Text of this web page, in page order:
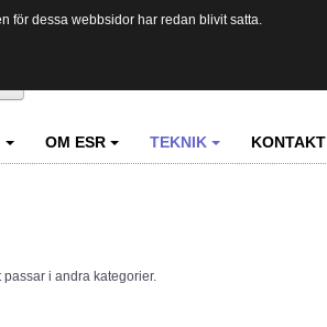
OM ESR TEKNIK KONTAKT
passar i andra kategorier.
för dessa webbsidor har redan blivit satta.